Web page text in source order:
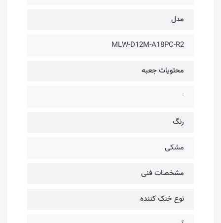
مدل
MLW-D12M-A18PC-R2
محتویات جعبه
-
رنگ
مشکی
مشخصات فنی
نوع خنک کننده